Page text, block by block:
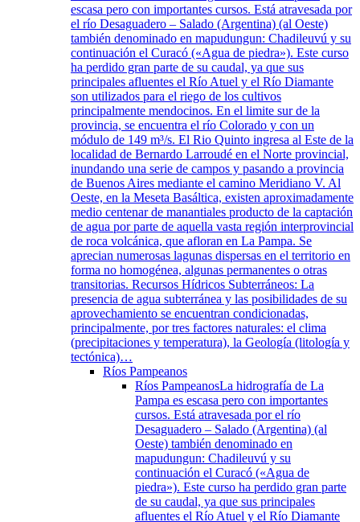
escasa pero con importantes cursos. Está atravesada por
el río Desaguadero – Salado (Argentina) (al Oeste)
también denominado en mapudungun: Chadileuvú y su
continuación el Curacó («Agua de piedra»). Este curso
ha perdido gran parte de su caudal, ya que sus
principales afluentes el Río Atuel y el Río Diamante
son utilizados para el riego de los cultivos
principalmente mendocinos. En el limite sur de la
provincia, se encuentra el río Colorado y con un
módulo de 149 m³/s. El Rio Quinto ingresa al Este de la
localidad de Bernardo Larroudé en el Norte provincial,
inundando una serie de campos y pasando a provincia
de Buenos Aires mediante el camino Meridiano V. Al
Oeste, en la Meseta Basáltica, existen aproximadamente
medio centenar de manantiales producto de la captación
de agua por parte de aquella vasta región interprovincial
de roca volcánica, que afloran en La Pampa. Se
aprecian numerosas lagunas dispersas en el territorio en
forma no homogénea, algunas permanentes o otras
transitorias. Recursos Hídricos Subterráneos: La
presencia de agua subterránea y las posibilidades de su
aprovechamiento se encuentran condicionadas,
principalmente, por tres factores naturales: el clima
(precipitaciones y temperatura), la Geología (litología y
tectónica)…
Ríos Pampeanos
Ríos PampeanosLa hidrografía de La
Pampa es escasa pero con importantes
cursos. Está atravesada por el río
Desaguadero – Salado (Argentina) (al
Oeste) también denominado en
mapudungun: Chadileuvú y su
continuación el Curacó («Agua de
piedra»). Este curso ha perdido gran parte
de su caudal, ya que sus principales
afluentes el Río Atuel y el Río Diamante